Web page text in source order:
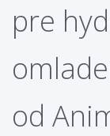
pre
od